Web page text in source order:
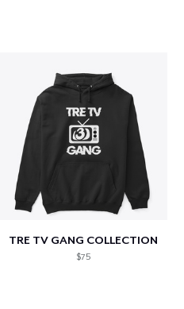
TRE TV GANG COLLECTION
$75